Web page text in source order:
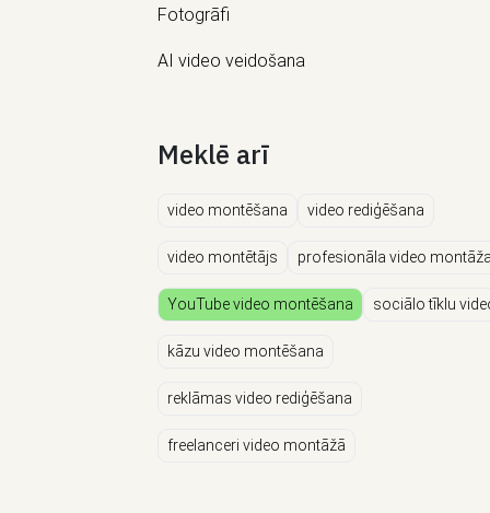
Fotogrāfi
AI video veidošana
Meklē arī
video montēšana video rediģēšana
video montētājs profesionāla video
YouTube video montēšana sociālo tīklu
kāzu video montēšana
reklāmas video rediģēšana
freelanceri video montāžā